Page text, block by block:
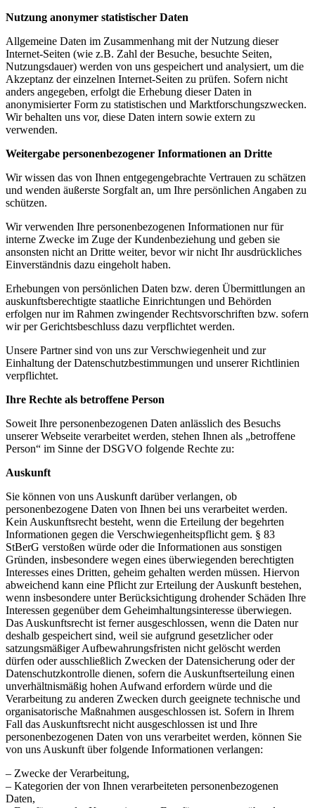
Nutzung anonymer statistischer Daten
Allgemeine Daten im Zusammenhang mit der Nutzung dieser
Internet-Seiten (wie z.B. Zahl der Besuche, besuchte Seiten,
Nutzungsdauer) werden von uns gespeichert und analysiert, um die
Akzeptanz der einzelnen Internet-Seiten zu prüfen. Sofern nicht
anders angegeben, erfolgt die Erhebung dieser Daten in
anonymisierter Form zu statistischen und Marktforschungszwecken.
Wir behalten uns vor, diese Daten intern sowie extern zu
verwenden.
Weitergabe personenbezogener Informationen an Dritte
Wir wissen das von Ihnen entgegengebrachte Vertrauen zu schätzen
und wenden äußerste Sorgfalt an, um Ihre persönlichen Angaben zu
schützen.
Wir verwenden Ihre personenbezogenen Informationen nur für
interne Zwecke im Zuge der Kundenbeziehung und geben sie
ansonsten nicht an Dritte weiter, bevor wir nicht Ihr ausdrückliches
Einverständnis dazu eingeholt haben.
Erhebungen von persönlichen Daten bzw. deren Übermittlungen an
auskunftsberechtigte staatliche Einrichtungen und Behörden
erfolgen nur im Rahmen zwingender Rechtsvorschriften bzw. sofern
wir per Gerichtsbeschluss dazu verpflichtet werden.
Unsere Partner sind von uns zur Verschwiegenheit und zur
Einhaltung der Datenschutzbestimmungen und unserer Richtlinien
verpflichtet.
Ihre Rechte als betroffene Person
Soweit Ihre personenbezogenen Daten anlässlich des Besuchs
unserer Webseite verarbeitet werden, stehen Ihnen als „betroffene
Person“ im Sinne der DSGVO folgende Rechte zu:
Auskunft
Sie können von uns Auskunft darüber verlangen, ob
personenbezogene Daten von Ihnen bei uns verarbeitet werden.
Kein Auskunftsrecht besteht, wenn die Erteilung der begehrten
Informationen gegen die Verschwiegenheitspflicht gem. § 83
StBerG verstoßen würde oder die Informationen aus sonstigen
Gründen, insbesondere wegen eines überwiegenden berechtigten
Interesses eines Dritten, geheim gehalten werden müssen. Hiervon
abweichend kann eine Pflicht zur Erteilung der Auskunft bestehen,
wenn insbesondere unter Berücksichtigung drohender Schäden Ihre
Interessen gegenüber dem Geheimhaltungsinteresse überwiegen.
Das Auskunftsrecht ist ferner ausgeschlossen, wenn die Daten nur
deshalb gespeichert sind, weil sie aufgrund gesetzlicher oder
satzungsmäßiger Aufbewahrungsfristen nicht gelöscht werden
dürfen oder ausschließlich Zwecken der Datensicherung oder der
Datenschutzkontrolle dienen, sofern die Auskunftserteilung einen
unverhältnismäßig hohen Aufwand erfordern würde und die
Verarbeitung zu anderen Zwecken durch geeignete technische und
organisatorische Maßnahmen ausgeschlossen ist. Sofern in Ihrem
Fall das Auskunftsrecht nicht ausgeschlossen ist und Ihre
personenbezogenen Daten von uns verarbeitet werden, können Sie
von uns Auskunft über folgende Informationen verlangen:
– Zwecke der Verarbeitung,
– Kategorien der von Ihnen verarbeiteten personenbezogenen
Daten,